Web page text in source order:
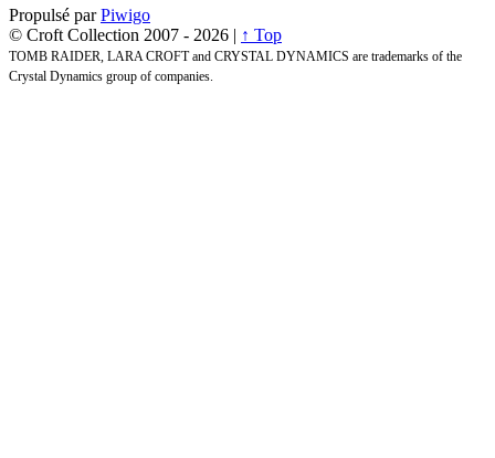
Propulsé parPiwigo
© Croft Collection 2007 - 2026 | ↑ Top
TOMB RAIDER, LARA CROFT and CRYSTAL DYNAMICS are trademarks of the
Crystal Dynamics group of companies.